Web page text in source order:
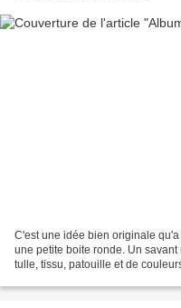
C'est une idée bien originale
une petite boite ronde. Un
tulle, tissu, patouille et de